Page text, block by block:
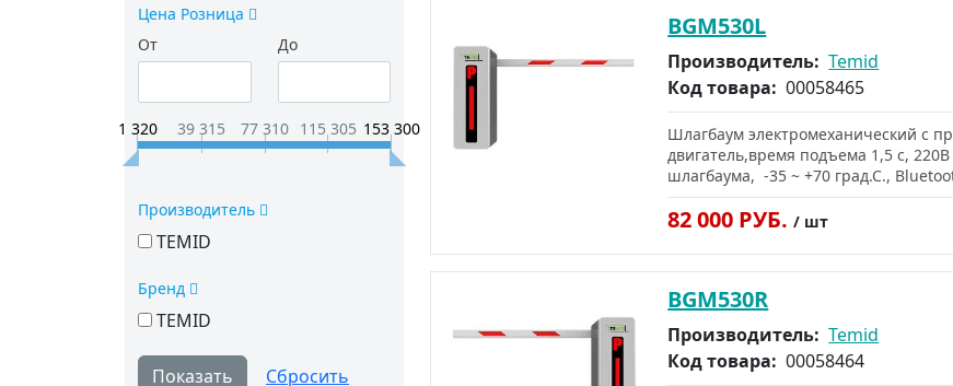
Цена Розница
От
До
1 320 39 315 77 310 115 305 153 300
Производитель
TEMID
Бренд
TEMID
BGM530L
Производитель: Temid
Код товара: 00058465
Шлагбаум электромеханический с
двигатель,время подъема 1,5 c,
шлагбаума, -35 ~ +70 град.С.,
82 000 РУБ./ шт
BGM530R
Производитель: Temid
Код товара: 00058464